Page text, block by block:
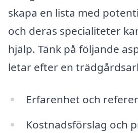
skapa en lista med
och deras specialiteter
hjälp. Tänk på följande
letar efter en
Erfarenhet och
Kostnadsförslag och